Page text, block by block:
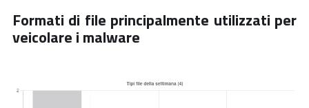
Formati di file principalmente utilizzati per
veicolare i malware